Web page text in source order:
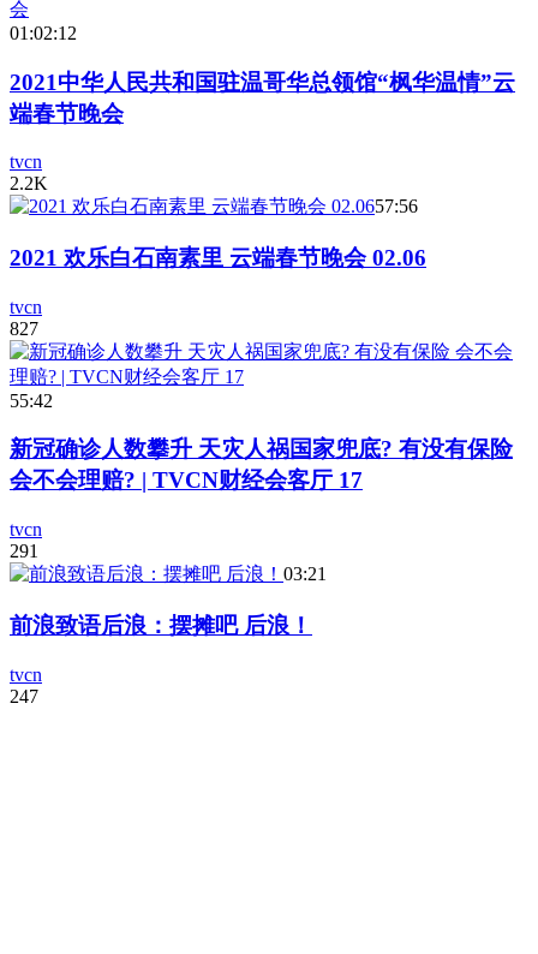
01:02:12
2021中华人民共和国驻温哥华总领馆“枫华温情”云
端春节晚会
tvcn
2.2K
57:56
2021 欢乐白石南素里 云端春节晚会 02.06
tvcn
827
55:42
新冠确诊人数攀升 天灾人祸国家兜底? 有没有保险
会不会理赔? | TVCN财经会客厅 17
tvcn
291
03:21
前浪致语后浪：摆摊吧 后浪！
tvcn
247